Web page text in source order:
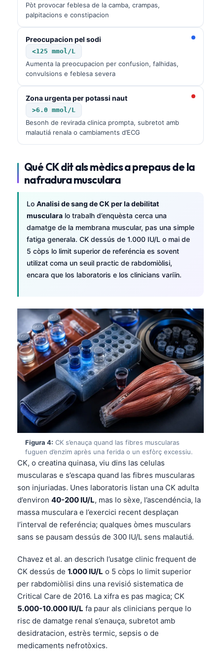
Pòt provocar feblesa de la camba, crampas,
palpitacions e constipacion
Preocupacion pel sodi
<125 mmol/L
Aumenta la preocupacion per confusion, falhidas,
convulsions e feblesa severa
Zona urgenta per potassi naut
>6.0 mmol/L
Besonh de revirada clinica prompta, subretot amb
malautiá renala o cambiaments d’ECG
Qué CK dit als mèdics a prepaus de la
nafradura musculara
Lo Analisi de sang de CK per la debilitat
musculara lo trabalh d’enquèsta cerca una
damatge de la membrana muscular, pas una simple
fatiga generala. CK dessús de 1.000 IU/L o mai de
5 còps lo limit superior de referéncia es sovent
utilizat coma un seuil practic de rabdomiòlisi,
encara que los laboratoris e los clinicians variïn.
Figura 4: CK s’enauça quand las fibres muscularas
fuguen d’enzim après una ferida o un esfòrç excessiu.
CK, o creatina quinasa, viu dins las celulas
muscularas e s’escapa quand las fibres muscularas
son injuriadas. Unes laboratoris listan una CK adulta
d’environ 40-200 IU/L, mas lo sèxe, l’ascendéncia, la
massa musculara e l’exercici recent desplaçan
l’interval de referéncia; qualques òmes musculars
sans se pausam dessús de 300 IU/L sens malautiá.
Chavez et al. an descrich l’usatge clinic frequent de
CK dessús de 1.000 IU/L o 5 còps lo limit superior
per rabdomiòlisi dins una revisió sistematica de
Critical Care de 2016. La xifra es pas magica; CK
5.000-10.000 IU/L fa paur als clinicians perque lo
risc de damatge renal s’enauça, subretot amb
desidratacion, estrès termic, sepsis o de
medicaments nefrotòxics.